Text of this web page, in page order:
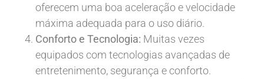
oferecem uma boa aceleração e velocidade
máxima adequada para o uso diário.
Conforto e Tecnologia: Muitas vezes
equipados com tecnologias avançadas de
entretenimento, segurança e conforto.